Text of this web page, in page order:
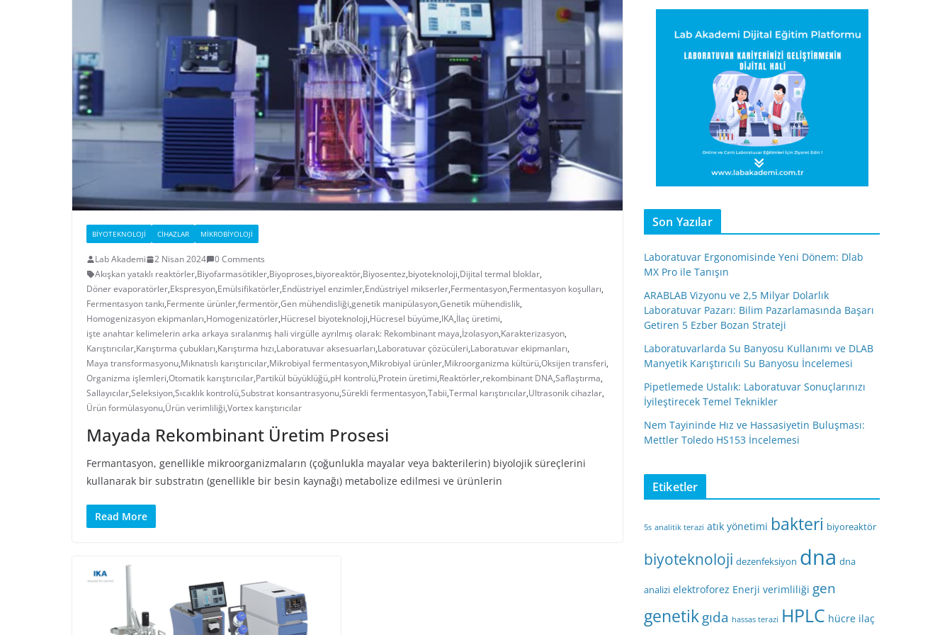
BIYOTEKNOLOJI CIHAZLAR MIKROBIYOLOJI
Lab Akademi 2 Nisan 2024
0 Comments
Akışkan yataklı reaktörler,Biyofarmasötikler,Biyoproses,biyoreaktör,Biyosentez,biyoteknoloji,Dijital termal bloklar,
Döner evaporatörler,Ekspresyon,Emülsifikatörler,Endüstriyel enzimler,Endüstriyel mikserler,Fermentasyon,Fermentasyon koşulları,
Fermentasyon tankı,Fermente ürünler,fermentör,Gen mühendisliği,genetik manipülasyon,Genetik mühendislik,
Homogenizasyon ekipmanları,Homogenizatörler,Hücresel biyoteknoloji,Hücresel büyüme,IKA,İlaç üretimi,
işte anahtar kelimelerin arka arkaya sıralanmış hali virgülle ayrılmış olarak: Rekombinant maya,İzolasyon,Karakterizasyon,
Karıştırıcılar,Karıştırma çubukları,Karıştırma hızı,Laboratuvar aksesuarları,Laboratuvar çözücüleri,Laboratuvar ekipmanları,
Maya transformasyonu,Mıknatıslı karıştırıcılar,Mikrobiyal fermentasyon,Mikrobiyal ürünler,Mikroorganizma kültürü,Oksijen transferi,
Organizma işlemleri,Otomatik karıştırıcılar,Partikül büyüklüğü,pH kontrolü,Protein üretimi,Reaktörler,rekombinant DNA,Saflaştırma,
Sallayıcılar,Seleksiyon,Sıcaklık kontrolü,Substrat konsantrasyonu,Sürekli fermentasyon,Tabii,Termal karıştırıcılar,Ultrasonik cihazlar,
Ürün formülasyonu,Ürün verimliliği,Vortex karıştırıcılar
Mayada Rekombinant Üretim Prosesi
Fermantasyon, genellikle mikroorganizmaların (çoğunlukla mayalar veya bakterilerin) biyolojik süreçlerini
kullanarak bir substratın (genellikle bir besin kaynağı) metabolize edilmesi ve ürünlerin
Read More
Son Yazılar
Laboratuvar Ergonomisinde Yeni Dönem: Dlab
MX Pro ile Tanışın
ARABLAB Vizyonu ve 2,5 Milyar Dolarlık
Laboratuvar Pazarı: Bilim Pazarlamasında Başarı
Getiren 5 Ezber Bozan Strateji
Laboratuvarlarda Su Banyosu Kullanımı ve DLAB
Manyetik Karıştırıcılı Su Banyosu İncelemesi
Pipetlemede Ustalık: Laboratuvar Sonuçlarınızı
İyileştirecek Temel Teknikler
Nem Tayininde Hız ve Hassasiyetin Buluşması:
Mettler Toledo HS153 İncelemesi
Etiketler
5s analitik terazi atık yönetimi bakteri biyoreaktör
biyoteknoloji dezenfeksiyon dna dna
analizi elektroforez Enerji verimliliği gen
genetikgıda hassas terazi HPLC hücre ilaç